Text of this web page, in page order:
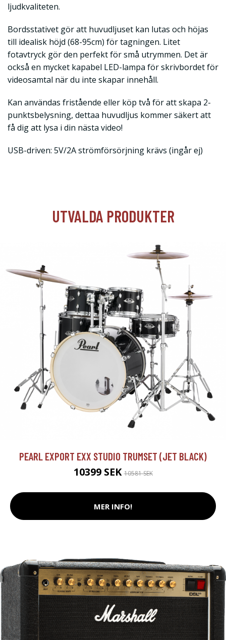
ljudkvaliteten.
Bordsstativet gör att huvudljuset kan lutas och höjas
till idealisk höjd (68-95cm) för tagningen. Litet
fotavtryck gör den perfekt för små utrymmen. Det är
också en mycket kapabel LED-lampa för skrivbordet för
videosamtal när du inte skapar innehåll.
Kan användas fristående eller köp två för att skapa 2-
punktsbelysning, dettaa huvudljus kommer säkert att
få dig att lysa i din nästa video!
USB-driven: 5V/2A strömförsörjning krävs (ingår ej)
UTVALDA PRODUKTER
PEARL EXPORT EXX STUDIO TRUMSET (JET BLACK)
10399 SEK10581 SEK
MER INFO!